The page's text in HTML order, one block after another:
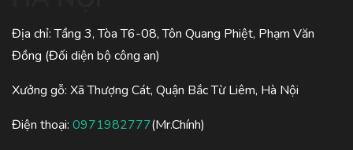
Địa chỉ: Tầng 3, Tòa T6-08, Tôn Quang Phiệt, Phạm Văn
Đồng (Đối diện bộ công an)
Xưởng gỗ: Xã Thượng Cát, Quận Bắc Từ Liêm, Hà Nội
Điện thoại: 0971982777(Mr.Chính)